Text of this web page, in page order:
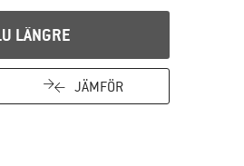
LÄNGRE
JÄMFÖR
returpolicyn här Öppnas i en inforuta